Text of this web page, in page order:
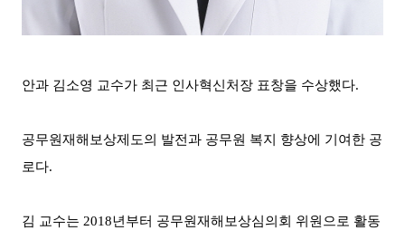
안과 김소영 교수가 최근 인사혁신처장 표창을 수상했다.
공무원재해보상제도의 발전과 공무원 복지 향상에 기여한 공
로다.
김 교수는 2018년부터 공무원재해보상심의회 위원으로 활동